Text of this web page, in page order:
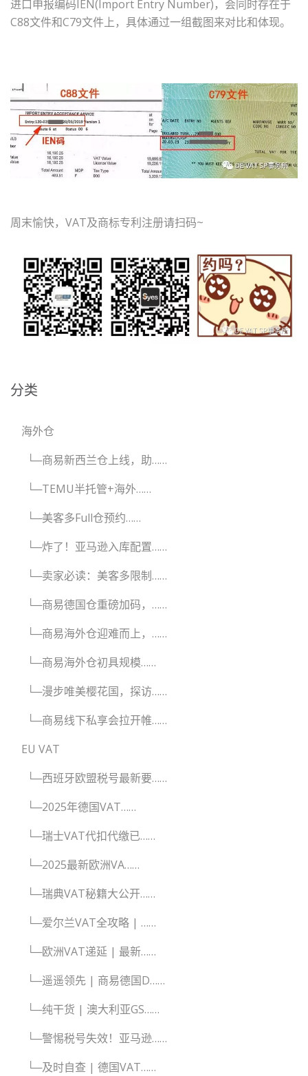
进口申报编码IEN(Import Entry Number)，会同时存在于
C88文件和C79文件上，具体通过一组截图来对比和体现。
周末愉快，VAT及商标专利注册请扫码~
分类
海外仓
└─商易新西兰仓上线，助……
└─TEMU半托管+海外……
└─美客多Full仓预约……
└─炸了！亚马逊入库配置……
└─卖家必读：美客多限制……
└─商易德国仓重磅加码，……
└─商易海外仓迎难而上，……
└─商易海外仓初具规模……
└─漫步唯美樱花国，探访……
└─商易线下私享会拉开帷……
EU VAT
└─西班牙欧盟税号最新要……
└─2025年德国VAT……
└─瑞士VAT代扣代缴已……
└─2025最新欧洲VA……
└─瑞典VAT秘籍大公开……
└─爱尔兰VAT全攻略 | ……
└─欧洲VAT递延 | 最新……
└─遥遥领先 | 商易德国D……
└─纯干货 | 澳大利亚GS……
└─警惕税号失效！亚马逊……
└─及时自查 | 德国VAT……